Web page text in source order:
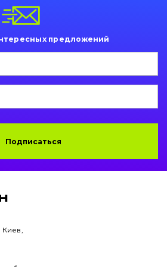
предложений
Подписаться
Киев,